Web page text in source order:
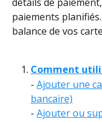
paiements
balance de vos
Comment
- Ajouter une
bancaire)
- Ajouter ou